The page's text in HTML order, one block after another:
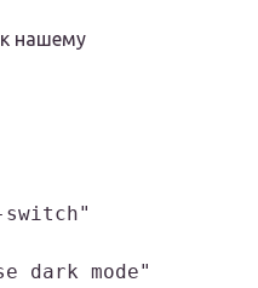
нашему
dark mode"